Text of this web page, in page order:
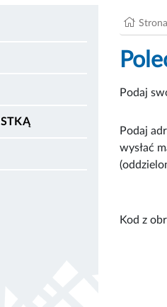
Podaj
Podaj
wysłać
Kod z